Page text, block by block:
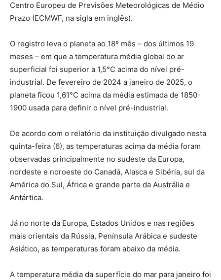
Centro Europeu de Previsões Meteorológicas de Médio
Prazo (ECMWF, na sigla em inglês).
O registro leva o planeta ao 18º mês – dos últimos 19
meses – em que a temperatura média global do ar
superficial foi superior a 1,5°C acima do nível pré-
industrial. De fevereiro de 2024 a janeiro de 2025, o
planeta ficou 1,61°C acima da média estimada de 1850-
1900 usada para definir o nível pré-industrial.
De acordo com o relatório da instituição divulgado nesta
quinta-feira (6), as temperaturas acima da média foram
observadas principalmente no sudeste da Europa,
nordeste e noroeste do Canadá, Alasca e Sibéria, sul da
América do Sul, África e grande parte da Austrália e
Antártica.
Já no norte da Europa, Estados Unidos e nas regiões
mais orientais da Rússia, Península Arábica e sudeste
Asiático, as temperaturas foram abaixo da média.
A temperatura média da superfície do mar para janeiro foi